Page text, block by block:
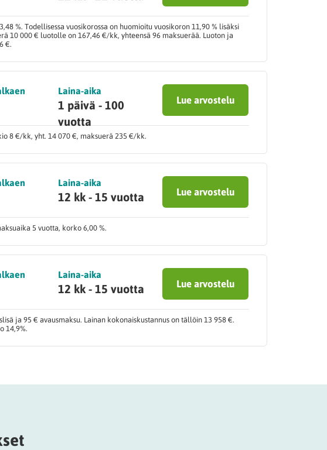
%. Todellisessa vuosikorossa on huomioitu vuosikoron 11,90 % lisäksi
10 000 € luotolle on 167,46 €/kk, yhteensä 96 maksuerää. Luoton ja
€.
Laina-aika
1 päivä - 100
vuotta
Lue arvostelu
8 €/kk, yht. 14 070 €, maksuerä 235 €/kk.
Laina-aika
12 kk - 15 vuotta Lue arvostelu
5 vuotta, korko 6,00 %.
Laina-aika
12 kk - 15 vuotta Lue arvostelu
ja 95 € avausmaksu. Lainan kokonaiskustannus on tällöin 13 958 €.
14,9%.